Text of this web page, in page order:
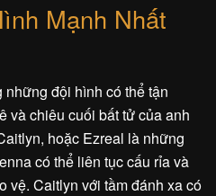
Mạnh Nhất
đội hình có thể tận
và chiêu cuối bất tử của anh
hoặc Ezreal là những
có thể liên tục cấu rỉa và
vệ. Caitlyn với tầm đánh xa có